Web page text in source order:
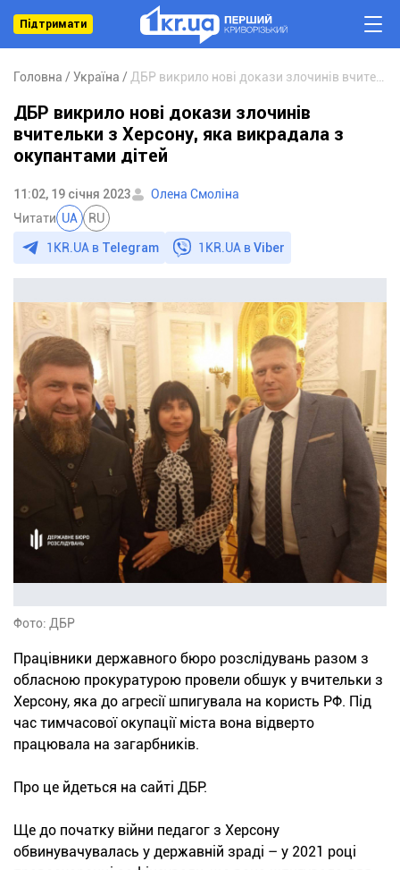
Підтримати
Головна Україна
ДБР викрило нові докази злочинів
вчительки з Херсону, яка викрадала з
окупантами дітей
11:02, 19 січня 2023
Олена Смоліна
Читати UA RU
1KR.UA в Telegram 1KR.UA вViber
Фото: ДБР
Працівники державного бюро розслідувань разом з
обласною прокуратурою провели обшук у вчительки з
Херсону, яка до агресії шпигувала на користь РФ. Під
час тимчасової окупації міста вона відверто
працювала на загарбників.
Про це йдеться на сайті ДБР.
Ще до початку війни педагог з Херсону
обвинувачувалась у державній зраді – у 2021 році